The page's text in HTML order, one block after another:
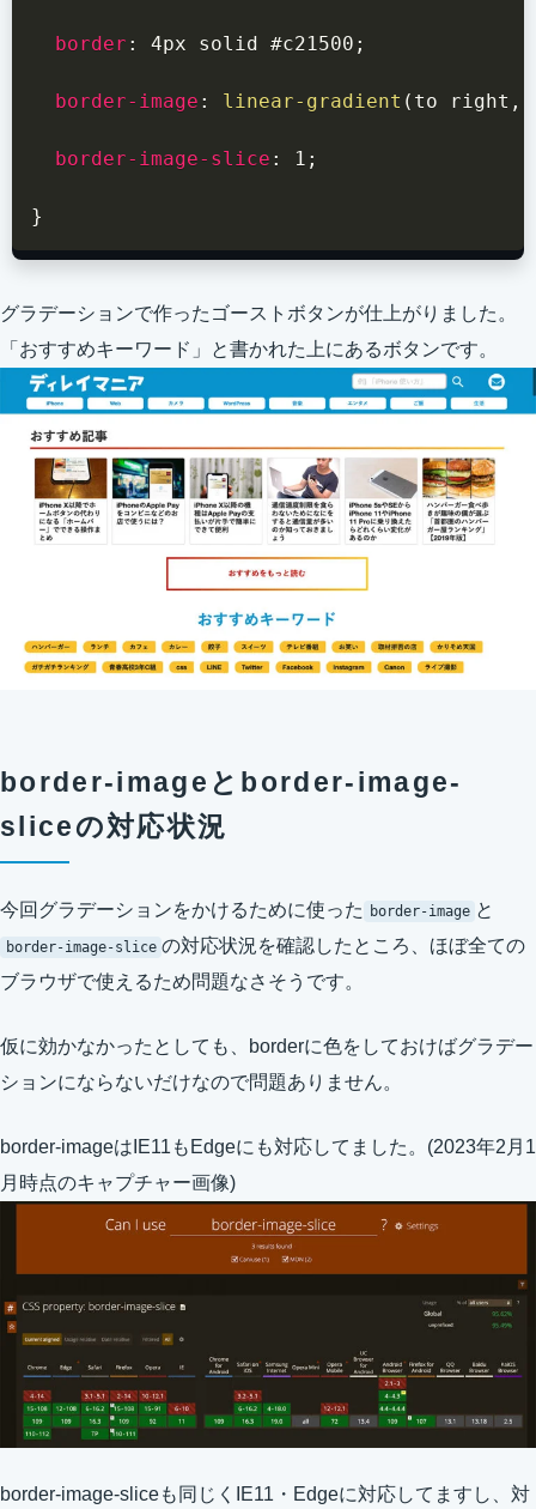
border : 4px solid #c21500 ;
border-image : linear-gradient ( to right ,
border-image-slice : 1 ;
}
グラデーションで作ったゴーストボタンが仕上がりました。
「おすすめキーワード」と書かれた上にあるボタンです。
border-imageとborder-image-
sliceの対応状況
今回グラデーションをかけるために使った border-image と
border-image-slice の対応状況を確認したところ、ほぼ全ての
ブラウザで使えるため問題なさそうです。
仮に効かなかったとしても、borderに色をしておけばグラデー
ションにならないだけなので問題ありません。
border-imageはIE11もEdgeにも対応してました。(2023年2月1
月時点のキャプチャー画像)
border-image-sliceも同じくIE11・Edgeに対応してますし、対